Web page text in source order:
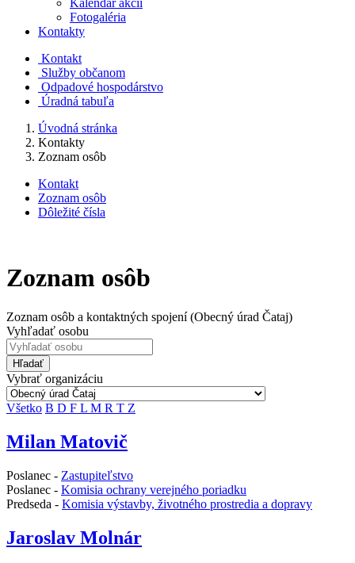
Kalendár akcií
Fotogaléria
Kontakty
Kontakt
Služby občanom
Odpadové hospodárstvo
Úradná tabuľa
Úvodná stránka
Kontakty
Zoznam osôb
Kontakt
Zoznam osôb
Dôležité čísla
Zoznam osôb
Zoznam osôb a kontaktných spojení (Obecný úrad Čataj)
Vyhľadať osobu
Hľadať
Vybrať organizáciu
Všetko B D F L M R T Z
Milan Matovič
Poslanec - Zastupiteľstvo
Poslanec - Komisia ochrany verejného poriadku
Predseda - Komisia výstavby, životného prostredia a dopravy
Jaroslav Molnár